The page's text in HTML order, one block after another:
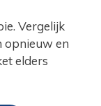
Vergelijk
opnieuw en
elders